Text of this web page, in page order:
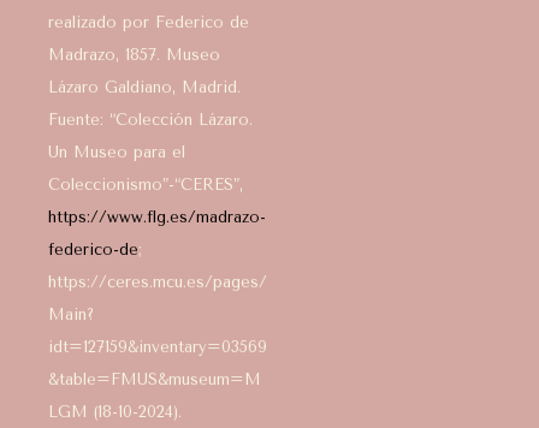
realizado por Federico de
Madrazo, 1857. Museo
Lázaro Galdiano, Madrid.
Fuente: “Colección Lázaro.
Un Museo para el
Coleccionismo”-“CERES”,
https://www.flg.es/madrazo-
federico-de;
https://ceres.mcu.es/pages/
Main?
idt=127159&inventary=03569
&table=FMUS&museum=M
LGM (18-10-2024).